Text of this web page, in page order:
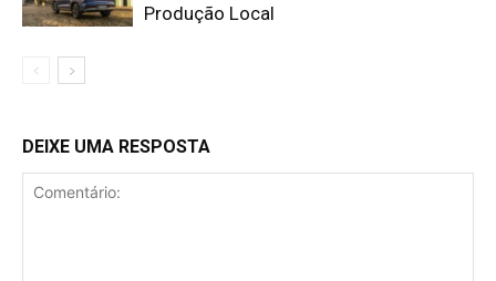
Produção Local
DEIXE UMA RESPOSTA